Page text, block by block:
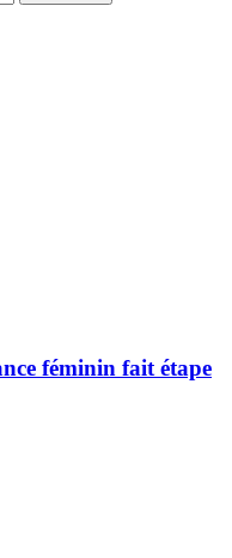
féminin fait étape